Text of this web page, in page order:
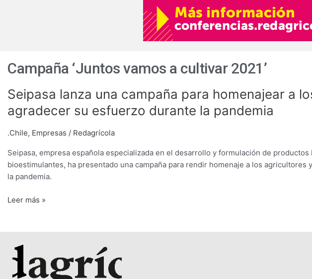
Campaña ‘Juntos vamos a cultivar 2021’
Seipasa lanza una campaña para homenajear a
agradecer su esfuerzo durante la pandemia
.Chile, Empresas / Redagrícola
Seipasa, empresa española especializada en el desarrollo y formulación de
bioestimulantes, ha presentado una campaña para rendir homenaje a los
la pandemia.
Seipasa
una
para
homenajear
a
los
y
esfuerzo
durante
la
pandemia
Leer más »